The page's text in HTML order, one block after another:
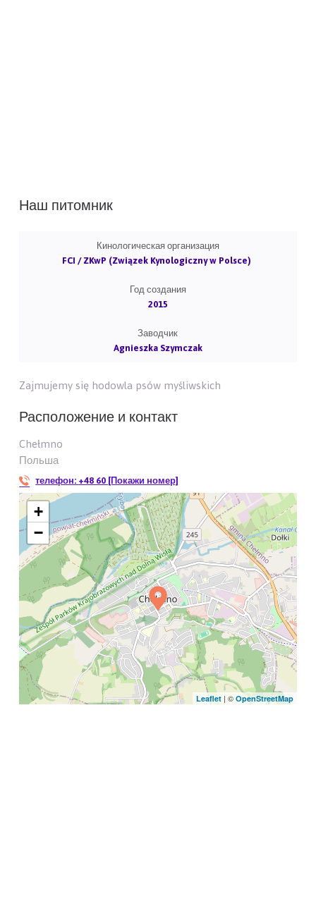
Наш питомник
Кинологическая организация
FCI / ZKwP (Związek Kynologiczny w Polsce)
Год создания
2015
Заводчик
Agnieszka Szymczak
Zajmujemy się hodowla psów myśliwskich
Расположение и контакт
Chełmno
Польша
телефон: +48 60 [Покажи номер]
+
−
Leaflet| © OpenStreetMap